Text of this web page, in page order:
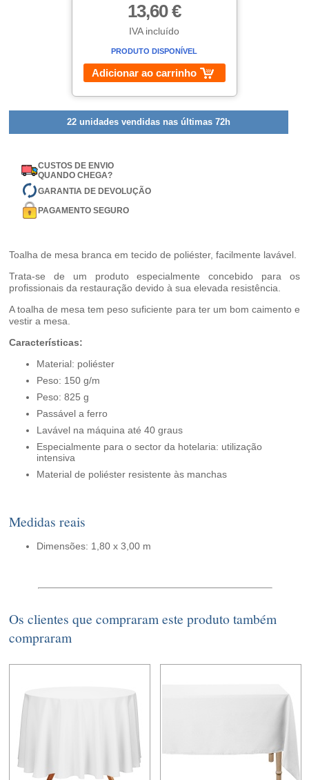
13,60 €
IVA incluído
PRODUTO DISPONÍVEL
Adicionar ao carrinho
22 unidades vendidas nas últimas 72h
CUSTOS DE ENVIO
QUANDO CHEGA?
GARANTIA DE DEVOLUÇÃO
PAGAMENTO SEGURO
Toalha de mesa branca em tecido de poliéster, facilmente lavável.
Trata-se de um produto especialmente concebido para os
profissionais da restauração devido à sua elevada resistência.
A toalha de mesa tem peso suficiente para ter um bom caimento e
vestir a mesa.
Características:
Material: poliéster
Peso: 150 g/m
Peso: 825 g
Passável a ferro
Lavável na máquina até 40 graus
Especialmente para o sector da hotelaria: utilização
intensiva
Material de poliéster resistente às manchas
Medidas reais
Dimensões: 1,80 x 3,00 m
Os clientes que compraram este produto também
compraram